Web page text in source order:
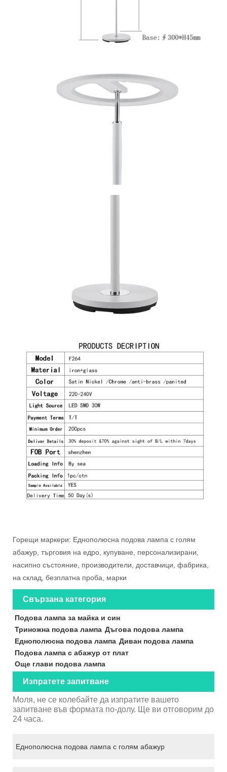
Горещи маркери: Еднополюсна подова лампа с голям
абажур, търговия на едро, купуване, персонализирани,
насипно състояние, производители, доставчици, фабрика,
на склад, безплатна проба, марки
Свързана категория
Подова лампа за майка и син
Триножна подова лампа Дъгова подова лампа
Еднополюсна подова лампа Диван подова лампа
Подова лампа с абажур от плат
Още глави подова лампа
Изпратете запитване
Моля, не се колебайте да изпратите вашето
запитване във формата по-долу. Ще ви отговорим до
24 часа.